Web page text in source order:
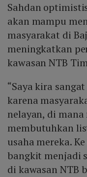
Sahdan
akan mampu
masyarakat di
meningkatkan
kawasan NTB
“Saya kira
karena
nelayan, di
membutuhkan
usaha mereka.
bangkit menjadi
di kawasan NTB